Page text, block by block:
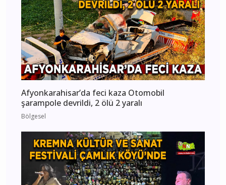
Afyonkarahisar’da feci kaza Otomobil
şarampole devrildi, 2 ölü 2 yaralı
Bölgesel